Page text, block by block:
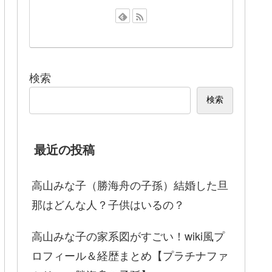
検索
検索
最近の投稿
高山みな子（勝海舟の子孫）結婚した旦
那はどんな人？子供はいるの？
高山みな子の家系図がすごい！wiki風プ
ロフィール＆経歴まとめ【プラチナファ